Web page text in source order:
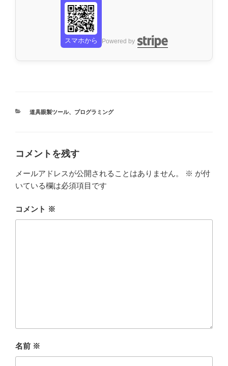
スマホから Powered by
カ
道具眼製ツール、 プログラミング
コメントを残す
メールアドレスが公開されることはありません。 ※ が付
いている欄は必須項目です
コメント ※
名前 ※